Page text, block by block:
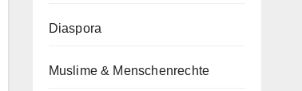
Diaspora
Muslime & Menschenrechte